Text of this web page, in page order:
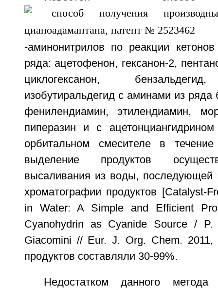
-аминонитрилов по реакции
ряда: ацетофенон, гексанон-2,
циклогексанон,
изобутиральдегид с аминами из
фенилендиамин, этилендиамин,
пиперазин и с
орбитальном смесителе в
выделение продуктов
высаливания из воды, последующей
хроматографии продуктов [Catalyst-
in Water: A Simple and Efficient
Cyanohydrin as Cyanide Source /
Giacomini // Eur. J. Org. Chem.
продуктов составляли 30-99%.
Недостатком данного